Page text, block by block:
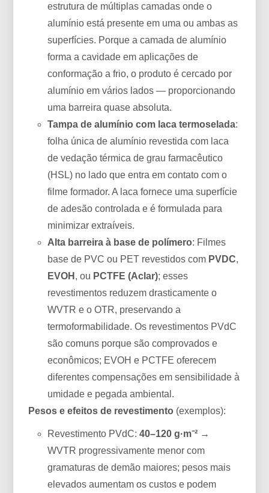
estrutura de múltiplas camadas onde o
alumínio está presente em uma ou ambas as
superfícies. Porque a camada de alumínio
forma a cavidade em aplicações de
conformação a frio, o produto é cercado por
alumínio em vários lados — proporcionando
uma barreira quase absoluta.
Tampa de alumínio com laca termoselada:
folha única de alumínio revestida com laca
de vedação térmica de grau farmacêutico
(HSL) no lado que entra em contato com o
filme formador. A laca fornece uma superfície
de adesão controlada e é formulada para
minimizar extraíveis.
Alta barreira à base de polímero: Filmes
base de PVC ou PET revestidos com PVDC,
EVOH , ou PCTFE (Aclar); esses
revestimentos reduzem drasticamente o
WVTR e o OTR, preservando a
termoformabilidade. Os revestimentos PVdC
são comuns porque são comprovados e
econômicos; EVOH e PCTFE oferecem
diferentes compensações em sensibilidade à
umidade e pegada ambiental.
Pesos e efeitos de revestimento (exemplos):
Revestimento PVdC:40–120 g·m⁻² →
WVTR progressivamente menor com
gramaturas de demão maiores; pesos mais
elevados aumentam os custos e podem